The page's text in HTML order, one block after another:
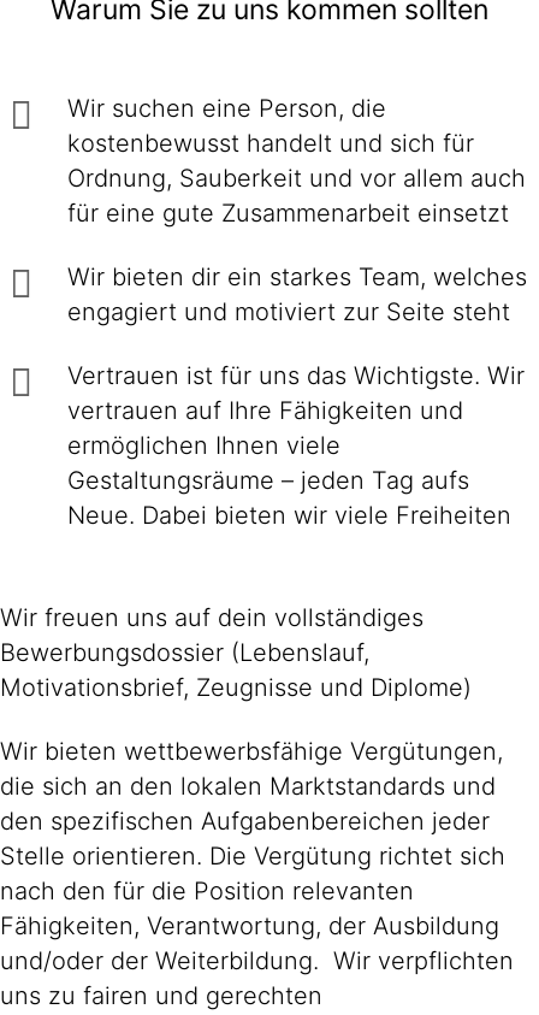
Warum Sie zu uns kommen sollten
Wir suchen eine Person, die
kostenbewusst handelt und sich für
Ordnung, Sauberkeit und vor allem auch
für eine gute Zusammenarbeit einsetzt
Wir bieten dir ein starkes Team, welches
engagiert und motiviert zur Seite steht
Vertrauen ist für uns das Wichtigste. Wir
vertrauen auf Ihre Fähigkeiten und
ermöglichen Ihnen viele
Gestaltungsräume – jeden Tag aufs
Neue. Dabei bieten wir viele Freiheiten
Wir freuen uns auf dein vollständiges
Bewerbungsdossier (Lebenslauf,
Motivationsbrief, Zeugnisse und Diplome)
Wir bieten wettbewerbsfähige Vergütungen,
die sich an den lokalen Marktstandards und
den spezifischen Aufgabenbereichen jeder
Stelle orientieren. Die Vergütung richtet sich
nach den für die Position relevanten
Fähigkeiten, Verantwortung, der Ausbildung
und/oder der Weiterbildung. Wir verpflichten
uns zu fairen und gerechten